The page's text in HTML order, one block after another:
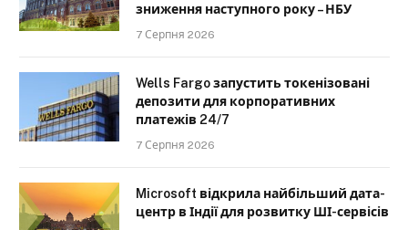
зниження наступного року – НБУ
7 Серпня 2026
Wells Fargo запустить токенізовані
депозити для корпоративних
платежів 24/7
7 Серпня 2026
Microsoft відкрила найбільший дата-
центр в Індії для розвитку ШІ-сервісів